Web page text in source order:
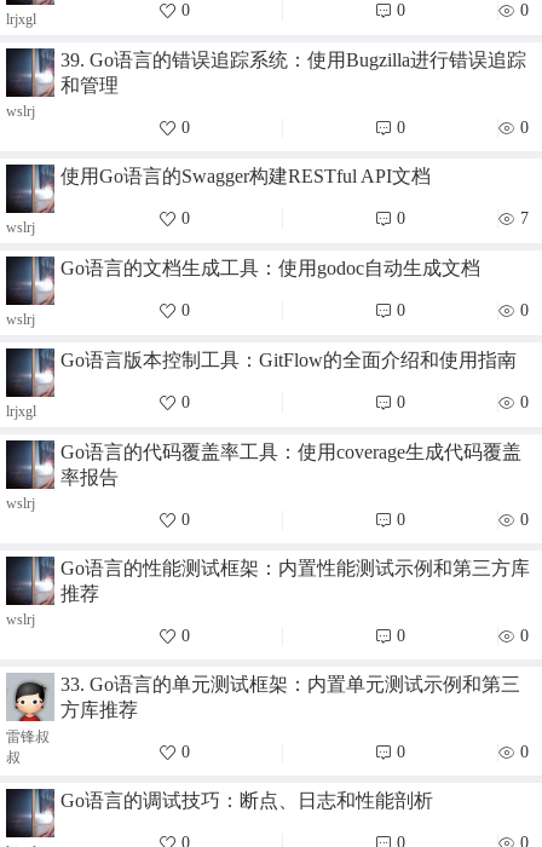
lrjxgl 0 0 0
wslrj
39. Go语言的错误追踪系统：使用Bugzilla进行错误追踪
和管理
0 0 0
wslrj
使用Go语言的Swagger构建RESTful API文档
0 0 7
wslrj
Go语言的文档生成工具：使用godoc自动生成文档
0 0 0
lrjxgl
Go语言版本控制工具：GitFlow的全面介绍和使用指南
0 0 0
wslrj
Go语言的代码覆盖率工具：使用coverage生成代码覆盖
率报告
0 0 0
wslrj
Go语言的性能测试框架：内置性能测试示例和第三方库
推荐
0 0 0
雷锋叔
叔
33. Go语言的单元测试框架：内置单元测试示例和第三
方库推荐
0 0 0
Go语言的调试技巧：断点、日志和性能剖析
0 0 0